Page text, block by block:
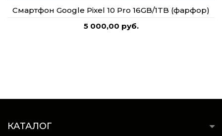
Смартфон Google Pixel 10 Pro 16GB/1TB (фарфор)
5 000,00 руб.
КАТАЛОГ